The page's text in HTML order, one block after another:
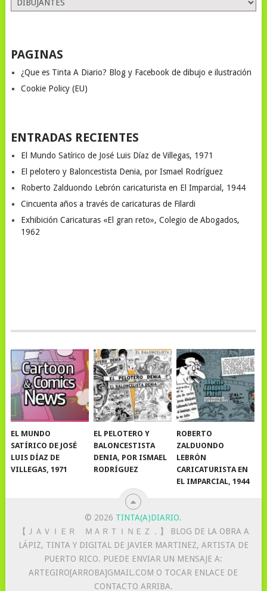
PAGINAS
¿Que es Tinta A Diario? Blog y Facebook de dibujo e ilustración
Cookie Policy (EU)
ENTRADAS RECIENTES
El Mundo Satírico de José Luis Díaz de Villegas, 1971
El pelotero y Baloncestista Denia, por Ismael Rodríguez
Roberto Zalduondo Lebrón caricaturista en El Imparcial, 1944
Cincuenta años a través de caricaturas de Filardi
Exhibición Caricaturas «El gran reto», Colegio de Abogados,
1962
EL MUNDO
SATÍRICO DE JOSÉ
LUIS DÍAZ DE
VILLEGAS, 1971
EL PELOTERO Y
BALONCESTISTA
DENIA, POR ISMAEL
RODRÍGUEZ
ROBERTO
ZALDUONDO
LEBRÓN
CARICATURISTA EN
EL IMPARCIAL, 1944
© 2026 TINTA(A)DIARIO.
【 ＪＡＶＩＥＲ ＭＡＲＴＩＮＥＺ．】 BLOG DE LA OBRA A
LÁPIZ, TINTA Y DIGITAL DE JAVIER MARTINEZ, ARTISTA DE
PUERTO RICO. PUEDE ENVIAR UN MENSAJE A:
ARTEGIRO[ARROBA]GMAIL.COM O TOCAR ENLACE DE
CONTACTO ARRIBA.